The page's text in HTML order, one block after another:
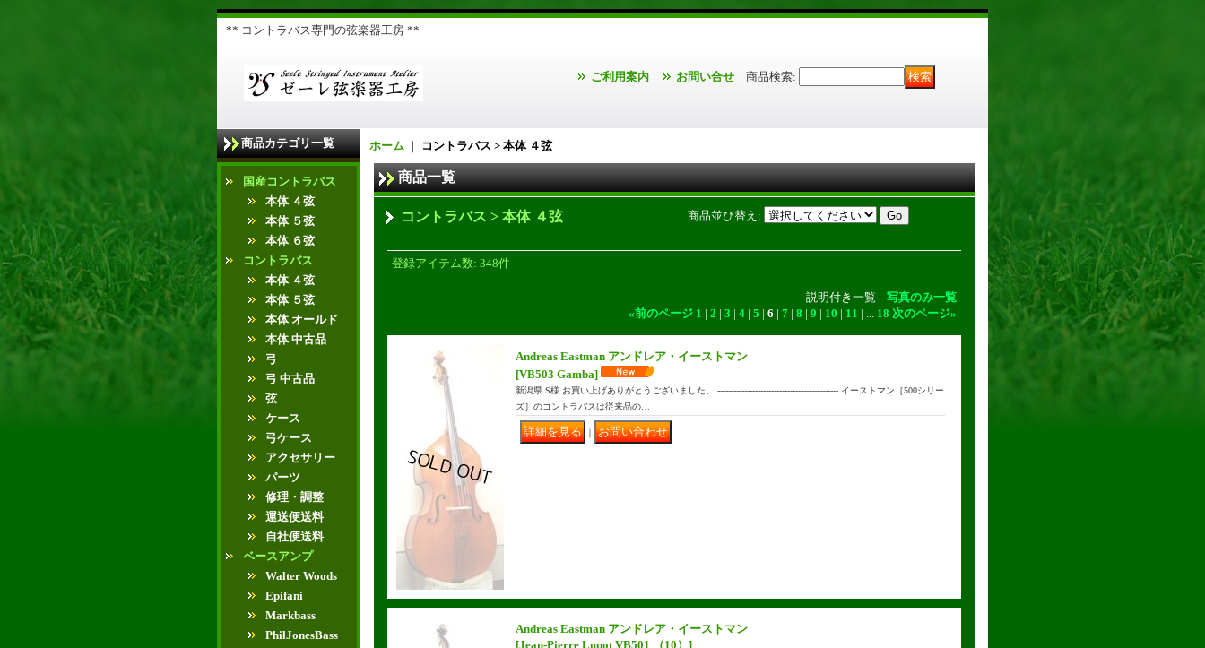
** コントラバス専門の弦楽器工房 **
ご利用案内 ｜ お問い合せ 商品検索:
商品カテゴリ一覧
国産コントラバス
本体 ４弦
本体 ５弦
本体 ６弦
コントラバス
本体 ４弦
本体 ５弦
本体 オールド
本体 中古品
弓
弓 中古品
弦
ケース
弓ケース
アクセサリー
パーツ
修理・調整
運送便送料
自社便送料
ベースアンプ
Walter Woods
Epifani
Markbass
PhilJonesBass
ホーム ｜ コントラバス > 本体 ４弦
商品一覧
コントラバス > 本体 ４弦 商品並び替え :
登録アイテム数: 348件
説明付き一覧 写真のみ一覧
«前のページ 1 | 2 | 3 | 4 | 5 | 6 | 7 | 8 | 9 | 10 | 11 | ... 18 次のページ»
Andreas Eastman アンドレア・イーストマン
[VB503 Gamba]
新潟県 S様 お買い上げありがとうございました。 --------------------------------------------- イーストマン［500シリー
ズ］のコントラバスは従来品の…
｜
Andreas Eastman アンドレア・イーストマン
[Jean-Pierre Lupot VB501 （10）]